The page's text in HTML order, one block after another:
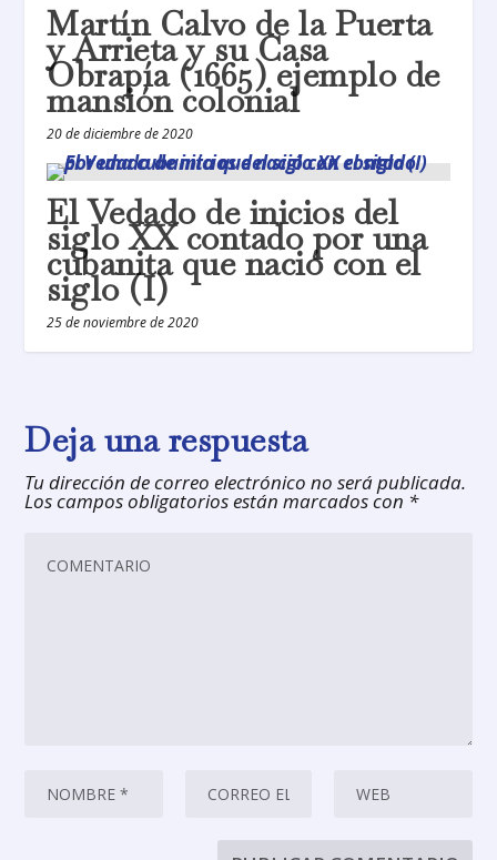
Martín Calvo de la Puerta
y Arrieta y su Casa
Obrapía (1665) ejemplo de
mansión colonial
20 de diciembre de 2020
El Vedado de inicios del
siglo XX contado por una
cubanita que nació con el
siglo (I)
25 de noviembre de 2020
Deja una respuesta
Tu dirección de correo electrónico no será publicada.
Los campos obligatorios están marcados con *